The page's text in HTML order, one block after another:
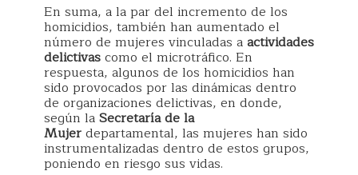
En suma, a la par del incremento de los
homicidios, también han aumentado el
número de mujeres vinculadas aactividades
delictivascomo el microtráfico. En
respuesta, algunos de los homicidios han
sido provocados por las dinámicas dentro
de organizaciones delictivas, en donde,
según laSecretaría de la
Mujerdepartamental, las mujeres han sido
instrumentalizadas dentro de estos grupos,
poniendo en riesgo sus vidas.